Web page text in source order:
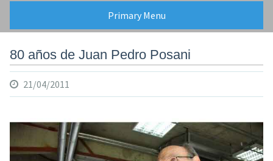
Primary Menu
80 años de Juan Pedro Posani
21/04/2011